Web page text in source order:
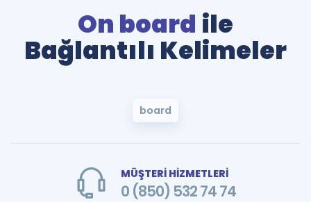
On board ile
Bağlantılı Kelimeler
board
MÜŞTERİ HİZMETLERİ
0 (850) 532 74 74